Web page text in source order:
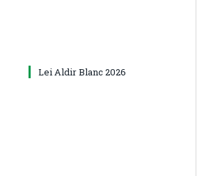
Lei Aldir Blanc 2026